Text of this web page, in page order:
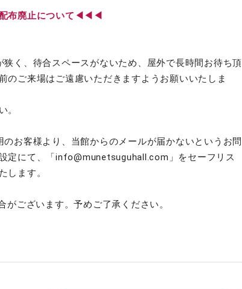
布廃止について◀◀◀
く、待合スペースがないため、屋外で長時間お待ち頂
のご来場はご遠慮いただきますようお願いいたしま
。
お客様より、当館からのメールが届かないというお問
定にて、「info@munetsuguhall.com」をセーフリス
します。
ございます。予めご了承ください。